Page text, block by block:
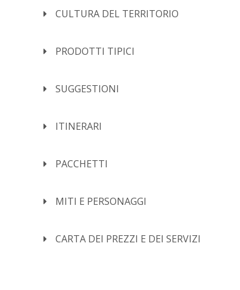
CULTURA DEL TERRITORIO
PRODOTTI TIPICI
SUGGESTIONI
ITINERARI
PACCHETTI
MITI E PERSONAGGI
CARTA DEI PREZZI E DEI SERVIZI